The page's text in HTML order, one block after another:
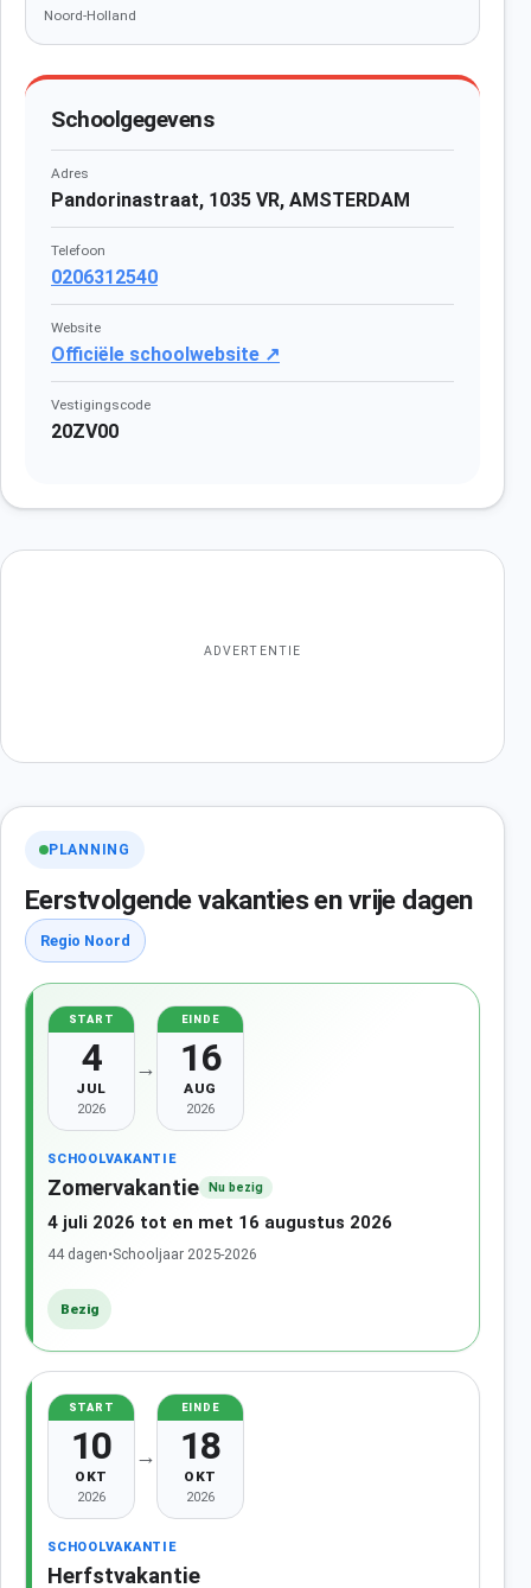
Noord-Holland
Schoolgegevens
Adres
Pandorinastraat, 1035 VR, AMSTERDAM
Telefoon
0206312540
Website
Officiële schoolwebsite ↗
Vestigingscode
20ZV00
ADVERTENTIE
PLANNING
Eerstvolgende vakanties en vrije dagen
Regio Noord
START
4
JUL
2026
→
EINDE
16
AUG
2026
SCHOOLVAKANTIE
Zomervakantie Nu bezig
4 juli 2026 tot en met 16 augustus 2026
44 dagen•Schooljaar 2025-2026
Bezig
START
10
OKT
2026
→
EINDE
18
OKT
2026
SCHOOLVAKANTIE
Herfstvakantie